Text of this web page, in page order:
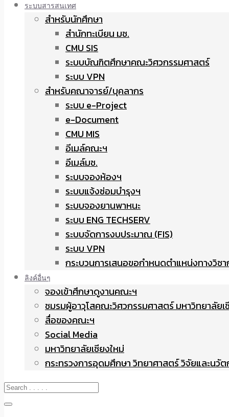
ระบบสารสนเทศ
สำหรับนักศึกษา
สำนักทะเบียน มช.
CMU SIS
ระบบบัณฑิตศึกษาคณะวิศวกรรมศาสตร์
ระบบ VPN
สำหรับคณาจารย์/บุคลากร
ระบบ e-Project
e-Document
CMU MIS
อีเมล์คณะฯ
อีเมล์มช.
ระบบจองห้องฯ
ระบบแจ้งซ่อมบำรุงฯ
ระบบจองยานพาหนะ
ระบบ ENG TECHSERV
ระบบจัดการงบประมาณ (FIS)
ระบบ VPN
กระบวนการเสนอขอกำหนดตำแหน่งทางวิช
ลิงค์อื่นๆ
จองเข้าศึกษาดูงานคณะฯ
ชมรมผู้อาวุโสคณะวิศวกรรมศาสตร์ มหาวิทยาลัยเ
สื่อของคณะฯ
Social Media
มหาวิทยาลัยเชียงใหม่
กระทรวงการอุดมศึกษา วิทยาศาสตร์ วิจัยและนวั